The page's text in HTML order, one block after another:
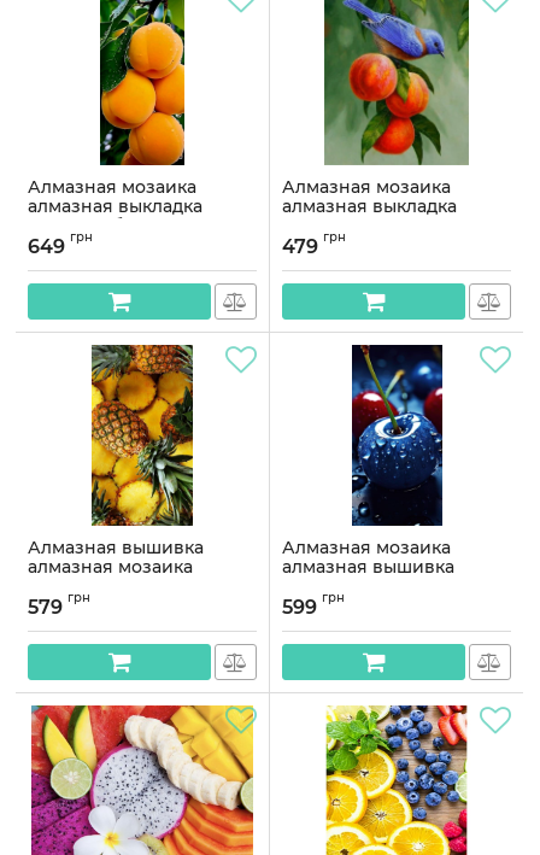
Алмазная мозаика
алмазная выкладка
Сочные абрикосы 65x30
OG00596SS
Артикул:OG00596SS
649 грн
Алмазная мозаика
алмазная выкладка
40x30 OG00519SS
Артикул:OG00519SS
479 грн
Алмазная вышивка
алмазная мозаика
Артикул:
579 грн
Алмазная мозаика
алмазная вышивка
OG00579SS
Артикул:OG00579SS
599 грн